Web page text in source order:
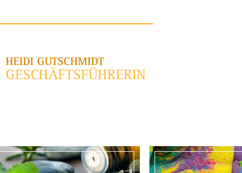
HEIDI GUTSCHMIDT
GESCHÄFTSFÜHRERIN